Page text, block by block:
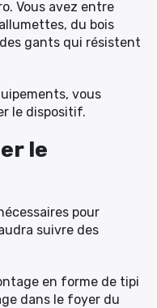
Vous avez entre
du bois
gants qui résistent
vous
le dispositif.
le
pour
suivre des
en forme de tipi
dans le foyer du
×